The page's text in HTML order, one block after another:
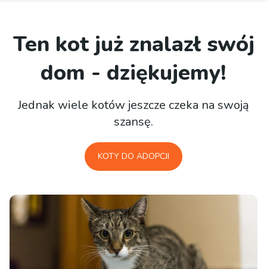
Ten kot już znalazł swój
dom - dziękujemy!
Jednak wiele kotów jeszcze czeka na swoją
szansę.
KOTY DO ADOPCJI